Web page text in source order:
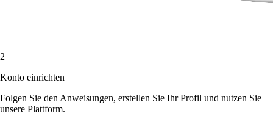
2
Konto einrichten
Folgen Sie den Anweisungen, erstellen Sie Ihr Profil und nutzen Sie
unsere Plattform.